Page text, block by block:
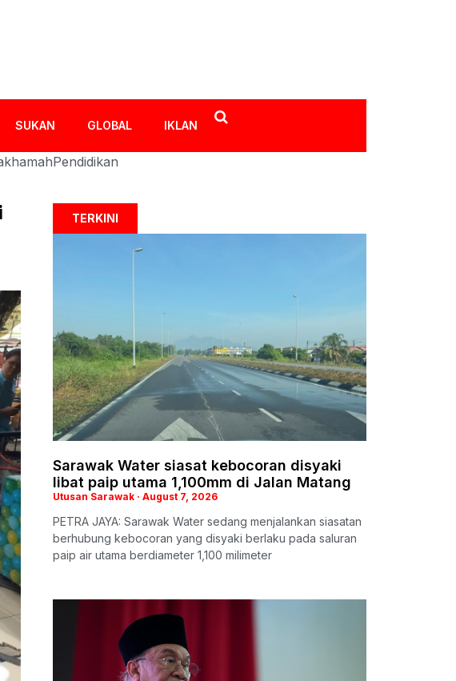
SUKAN GLOBAL IKLAN
Pendidikan
TERKINI
Sarawak Water siasat kebocoran disyaki
libat paip utama 1,100mm di Jalan Matang
Utusan Sarawak August 7, 2026
PETRA JAYA: Sarawak Water sedang menjalankan siasatan
berhubung kebocoran yang disyaki berlaku pada saluran
paip air utama berdiameter 1,100 milimeter